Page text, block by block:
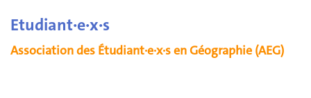
Etudiant·e·x·s
Association des Étudiant·e·x·s en Géographie (AEG)